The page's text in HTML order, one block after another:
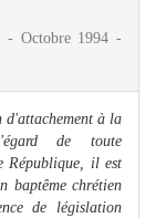
- Octobre 1994 -
d'attachement à la
de toute
République, il est
baptême chrétien
de législation